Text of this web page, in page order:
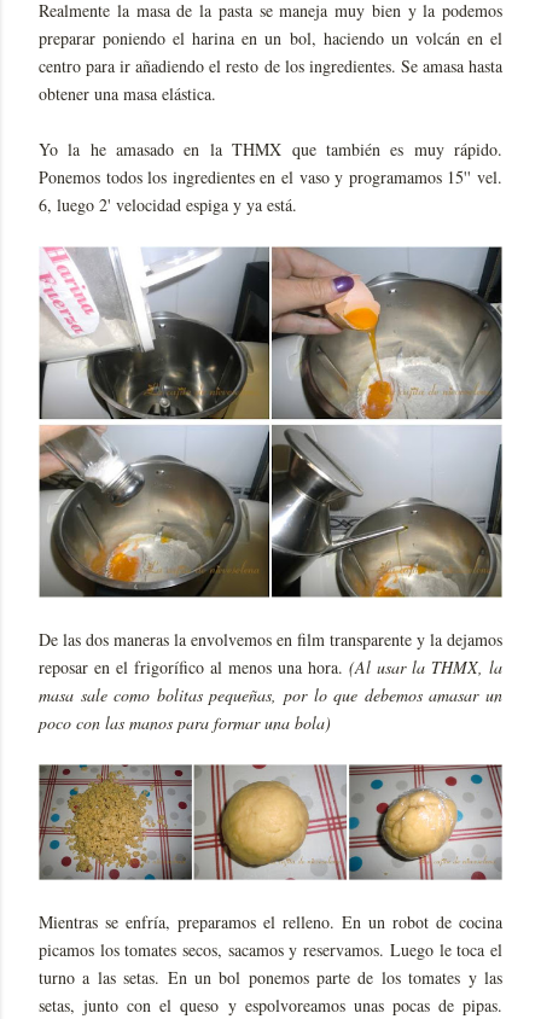
Realmente la masa de la pasta se maneja muy bien y la podemos
preparar poniendo el harina en un bol, haciendo un volcán en el
centro para ir añadiendo el resto de los ingredientes. Se amasa hasta
obtener una masa elástica.
Yo la he amasado en la THMX que también es muy rápido.
Ponemos todos los ingredientes en el vaso y programamos 15'' vel.
6, luego 2' velocidad espiga y ya está.
De las dos maneras la envolvemos en film transparente y la dejamos
reposar en el frigorífico al menos una hora. (Al usar la THMX, la
masa sale como bolitas pequeñas, por lo que debemos amasar un
poco con las manos para formar una bola)
Mientras se enfría, preparamos el relleno. En un robot de cocina
picamos los tomates secos, sacamos y reservamos. Luego le toca el
turno a las setas. En un bol ponemos parte de los tomates y las
setas, junto con el queso y espolvoreamos unas pocas de pipas.